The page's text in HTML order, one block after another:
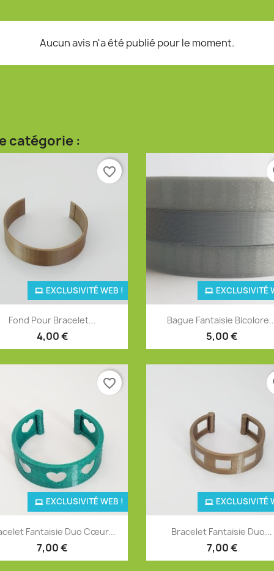
Aucun avis n'a été publié pour le moment.
catégorie :
Aperçu rapide
Fond Pour Bracelet...
4,00 €
EXCLUSIVITÉ WEB !
favorite_border
 Aperçu rapide
Bague Fantaisie
5,00 €
EXCLUSIVITÉ
Aperçu rapide
Fantaisie Duo Cœur...
7,00 €
EXCLUSIVITÉ WEB !
favorite_border
Aperçu rapide
Bracelet Fantaisie Duo...
7,00 €
EXCLUSIVITÉ